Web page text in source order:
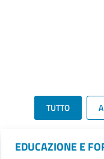
TUTTO
EDUCAZIONE E